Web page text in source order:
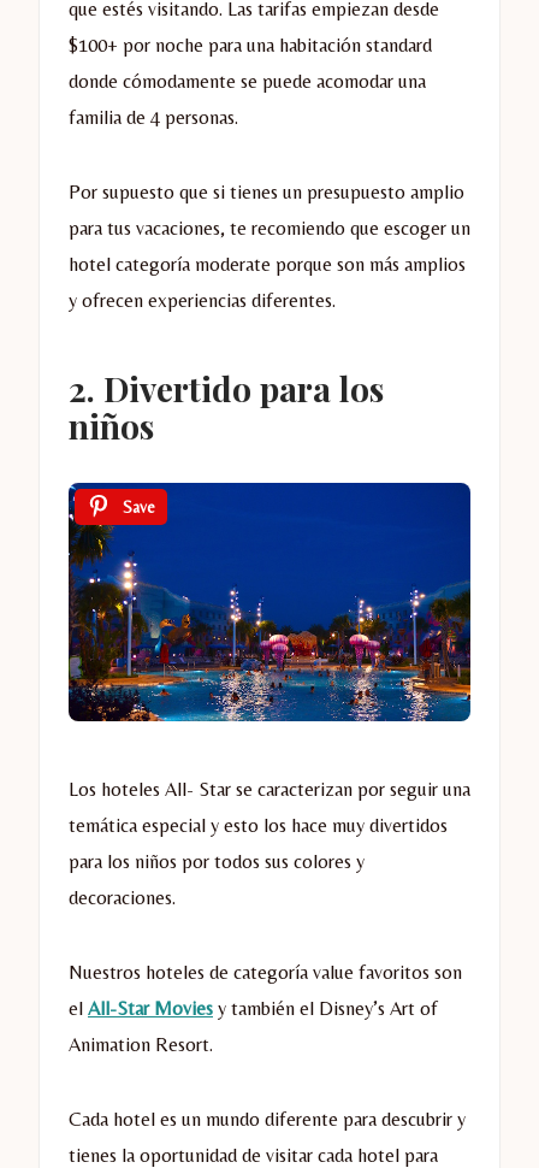
que estés visitando. Las tarifas empiezan desde
$100+ por noche para una habitación standard
donde cómodamente se puede acomodar una
familia de 4 personas.
Por supuesto que si tienes un presupuesto amplio
para tus vacaciones, te recomiendo que escoger un
hotel categoría moderate porque son más amplios
y ofrecen experiencias diferentes.
2. Divertido para los
niños
Save
Los hoteles All- Star se caracterizan por seguir una
temática especial y esto los hace muy divertidos
para los niños por todos sus colores y
decoraciones.
Nuestros hoteles de categoría value favoritos son
el All-Star Movies y también el Disney’s Art of
Animation Resort.
Cada hotel es un mundo diferente para descubrir y
tienes la oportunidad de visitar cada hotel para